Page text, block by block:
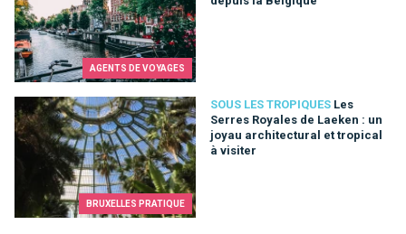
AGENTS DE VOYAGES
BRUXELLES PRATIQUE
SOUS LES TROPIQUES Les
Serres Royales de Laeken : un
joyau architectural et tropical
à visiter
Les Serres Royales de Laeken : un joyau architectural et